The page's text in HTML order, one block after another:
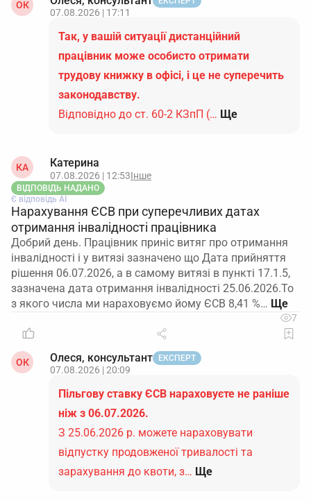
ОК
07.08.2026 | 17:11
Так, у вашій ситуації дистанційний
працівник може особисто отримати
трудову книжку в офісі, і це не суперечить
законодавству.
Відповідно до ст. 60-2 КЗпП (… Ще
КА Катерина
07.08.2026 | 12:53Інше
ВІДПОВІДЬ НАДАНО
Є відповідь АІ
Нарахування ЄСВ при суперечливих датах
отримання інвалідності працівника
Добрий день. Працівник приніс витяг про отримання
інвалідності і у витязі зазначено що Дата прийняття
рішення 06.07.2026, а в самому витязі в пункті 17.1.5,
зазначена дата отримання інвалідності 25.06.2026.То
з якого числа ми нараховуємо йому ЄСВ 8,41 %…
7
ОК Олеся, консультант ЕКСПЕРТ
07.08.2026 | 20:09
Пільгову ставку ЄСВ нараховуєте не раніше
ніж з 06.07.2026.
З 25.06.2026 р. можете нараховувати
відпустку продовженої тривалості та
зарахування до квоти, з… Ще